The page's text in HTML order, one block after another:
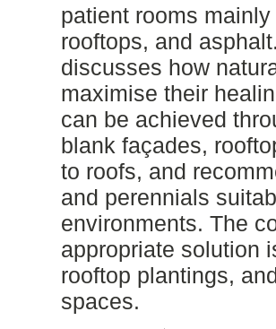
patient rooms
rooftops, and
discusses how
maximise their
can be achieved
blank façades,
to roofs, and
and perennials
environments. The
appropriate solution
rooftop plantings,
spaces.